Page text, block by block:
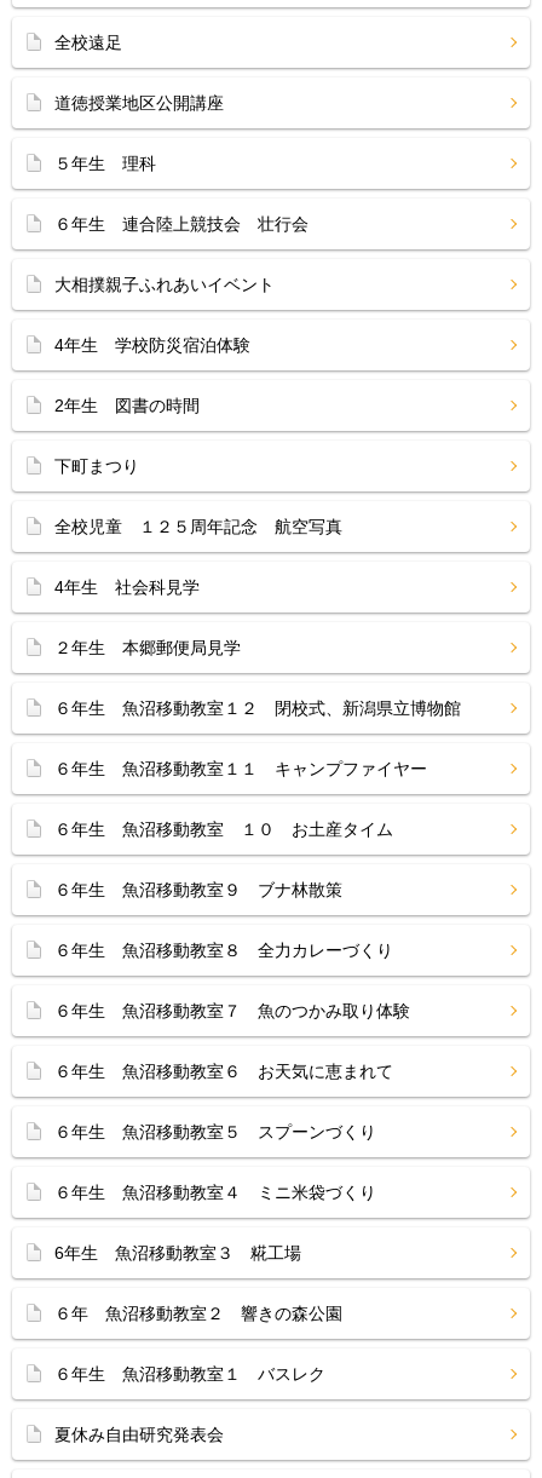
全校遠足
道徳授業地区公開講座
５年生 理科
６年生 連合陸上競技会 壮行会
大相撲親子ふれあいイベント
4年生 学校防災宿泊体験
2年生 図書の時間
下町まつり
全校児童 １２５周年記念 航空写真
4年生 社会科見学
２年生 本郷郵便局見学
６年生 魚沼移動教室１２ 閉校式、新潟県立博物館
６年生 魚沼移動教室１１ キャンプファイヤー
６年生 魚沼移動教室 １０ お土産タイム
６年生 魚沼移動教室９ ブナ林散策
６年生 魚沼移動教室８ 全力カレーづくり
６年生 魚沼移動教室７ 魚のつかみ取り体験
６年生 魚沼移動教室６ お天気に恵まれて
６年生 魚沼移動教室５ スプーンづくり
６年生 魚沼移動教室４ ミニ米袋づくり
6年生 魚沼移動教室３ 糀工場
６年 魚沼移動教室２ 響きの森公園
６年生 魚沼移動教室１ バスレク
夏休み自由研究発表会